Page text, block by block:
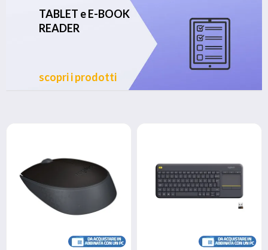
TABLET e E-BOOK
READER
scopri i prodotti